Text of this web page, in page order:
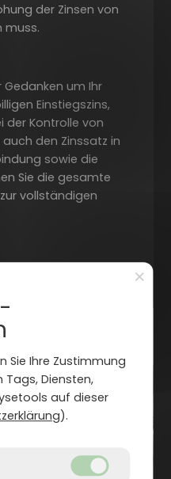
der Zinsen von
muss.
Gedanken um Ihr
Einstiegszins,
der Kontrolle von
den Zinssatz in
sowie die
Sie die gesamte
vollständigen
×
Sie Ihre Zustimmung
Diensten,
auf dieser
).